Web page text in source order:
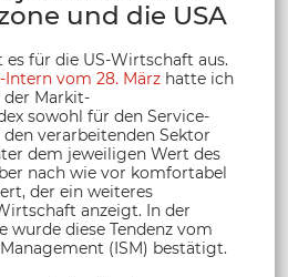
und die USA
für die US-Wirtschaft aus.
Intern vom 28. März hatte ich
der Markit-
sowohl für den Service-
verarbeitenden Sektor
dem jeweiligen Wert des
nach wie vor komfortabel
der ein weiteres
anzeigt. In der
wurde diese Tendenz vom
(ISM) bestätigt.